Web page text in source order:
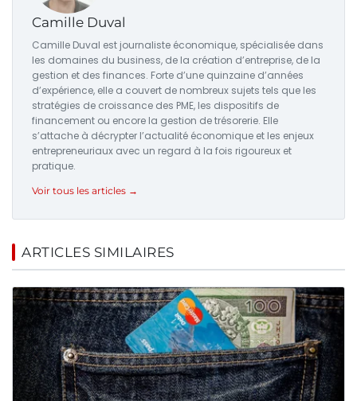
Camille Duval
Camille Duval est journaliste économique, spécialisée dans
les domaines du business, de la création d’entreprise, de la
gestion et des finances. Forte d’une quinzaine d’années
d’expérience, elle a couvert de nombreux sujets tels que les
stratégies de croissance des PME, les dispositifs de
financement ou encore la gestion de trésorerie. Elle
s’attache à décrypter l’actualité économique et les enjeux
entrepreneuriaux avec un regard à la fois rigoureux et
pratique.
Voir tous les articles →
ARTICLES SIMILAIRES